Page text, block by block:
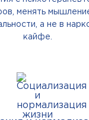
менять
а не в
кайфе.